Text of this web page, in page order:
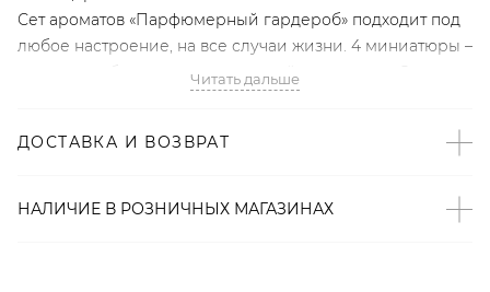
Сет ароматов «Парфюмерный гардероб» подходит под
любое настроение, на все случаи жизни. 4 миниатюры –
настоящие бестселлеры из нашей коллекции. Они
позволяя вам создать свой уникальный аромат и
Читать дальше
ДОСТАВКА И ВОЗВРАТ
НАЛИЧИЕ В РОЗНИЧНЫХ МАГАЗИНАХ